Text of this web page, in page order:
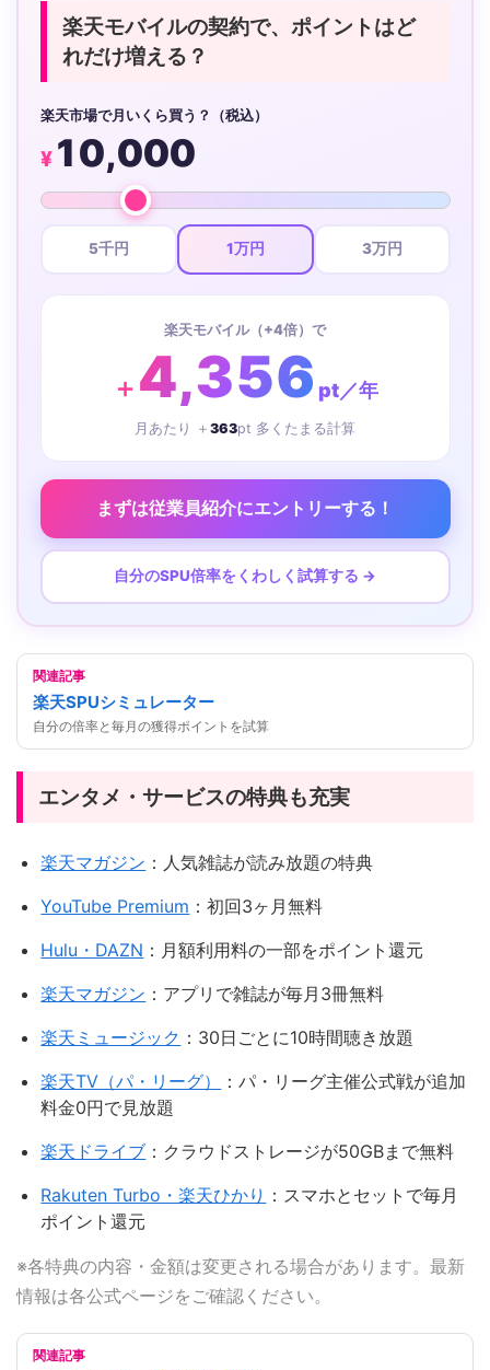
楽天モバイルの契約で、ポイントはど
れだけ増える？
楽天市場で月いくら買う？（税込）
¥10,000
5千円 1万円 3万円
楽天モバイル（+4倍）で
＋ 4,356 pt／年
月あたり ＋ 363pt 多くたまる計算
まずは従業員紹介にエントリーする！
自分のSPU倍率をくわしく試算する →
関連記事
楽天SPUシミュレーター
自分の倍率と毎月の獲得ポイントを試算
エンタメ・サービスの特典も充実
楽天マガジン ：人気雑誌が読み放題の特典
YouTube Premium ：初回3ヶ月無料
Hulu・DAZN ：月額利用料の一部をポイント還元
楽天マガジン ：アプリで雑誌が毎月3冊無料
楽天ミュージック ：30日ごとに10時間聴き放題
楽天TV（パ・リーグ）
：パ・リーグ主催公式戦が追加
料金0円で見放題
楽天ドライブ ：クラウドストレージが50GBまで無料
Rakuten Turbo・楽天ひかり ：スマホとセットで毎月
ポイント還元
※各特典の内容・金額は変更される場合があります。最新
情報は各公式ページをご確認ください。
関連記事